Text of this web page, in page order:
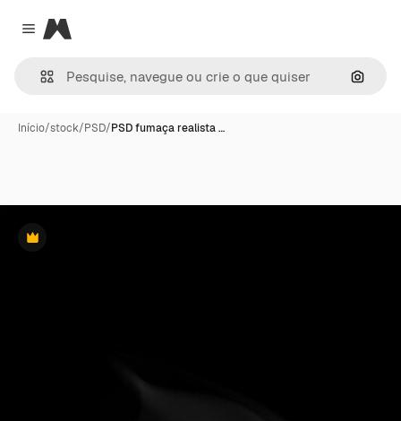
Close menu
Magnific
Início/stock/PSD/PSD fumaça realista …
Premium